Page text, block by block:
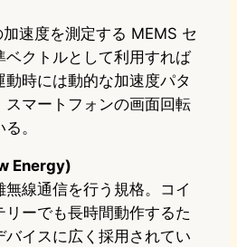
速度を測定する MEMS セ
ベクトルとして利用すれば
時には動的な加速度パタ
スマートフォンの画面回転
。
Energy)
線通信を行う規格。コイ
リーでも長時間動作するた
イスに広く採用されてい